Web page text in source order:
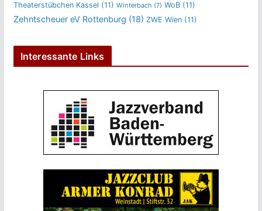
Theaterstübchen Kassel (11) Winterbach (7) WoB(11)
Zehntscheuer eV Rottenburg (18) ZWE Wien(11)
Interessante Links